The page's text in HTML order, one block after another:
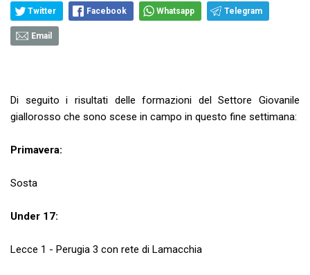
Twitter Facebook Whatsapp Telegram
Email
Di seguito i risultati delle formazioni del Settore Giovanile
giallorosso che sono scese in campo in questo fine settimana:
Primavera:
Sosta
Under 17:
Lecce 1 - Perugia 3 con rete di Lamacchia